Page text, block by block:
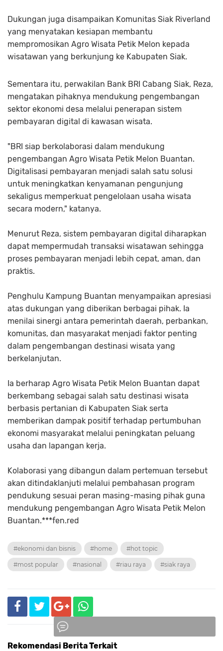
Dukungan juga disampaikan Komunitas Siak Riverland
yang menyatakan kesiapan membantu
mempromosikan Agro Wisata Petik Melon kepada
wisatawan yang berkunjung ke Kabupaten Siak.
Sementara itu, perwakilan Bank BRI Cabang Siak, Reza,
mengatakan pihaknya mendukung pengembangan
sektor ekonomi desa melalui penerapan sistem
pembayaran digital di kawasan wisata.
"BRI siap berkolaborasi dalam mendukung
pengembangan Agro Wisata Petik Melon Buantan.
Digitalisasi pembayaran menjadi salah satu solusi
untuk meningkatkan kenyamanan pengunjung
sekaligus memperkuat pengelolaan usaha wisata
secara modern," katanya.
Menurut Reza, sistem pembayaran digital diharapkan
dapat mempermudah transaksi wisatawan sehingga
proses pembayaran menjadi lebih cepat, aman, dan
praktis.
Penghulu Kampung Buantan menyampaikan apresiasi
atas dukungan yang diberikan berbagai pihak. Ia
menilai sinergi antara pemerintah daerah, perbankan,
komunitas, dan masyarakat menjadi faktor penting
dalam pengembangan destinasi wisata yang
berkelanjutan.
Ia berharap Agro Wisata Petik Melon Buantan dapat
berkembang sebagai salah satu destinasi wisata
berbasis pertanian di Kabupaten Siak serta
memberikan dampak positif terhadap pertumbuhan
ekonomi masyarakat melalui peningkatan peluang
usaha dan lapangan kerja.
Kolaborasi yang dibangun dalam pertemuan tersebut
akan ditindaklanjuti melalui pembahasan program
pendukung sesuai peran masing-masing pihak guna
mendukung pengembangan Agro Wisata Petik Melon
Buantan.***fen.red
#ekonomi dan bisnis #home #hot topic
#most popular #nasional #riau raya #siak raya
Rekomendasi Berita Terkait